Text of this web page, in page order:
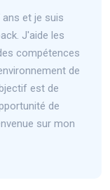
ans et je suis
J'aide les
compétences
de
est de
de
sur mon